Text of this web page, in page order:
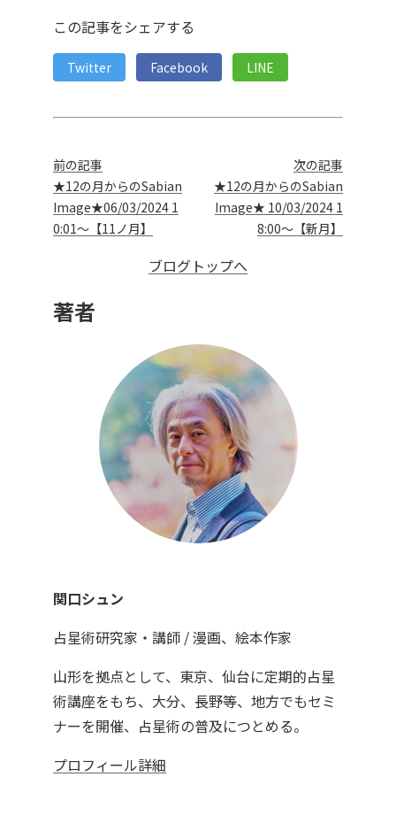
この記事をシェアする
Twitter Facebook LINE
前の記事
★12の月からのSabian
Image★06/03/2024 1
0:01～【11ノ月】
次の記事
★12の月からのSabian
Image★ 10/03/2024 1
8:00～【新月】
ブログトップへ
著者
関口シュン
占星術研究家・講師 / 漫画、絵本作家
山形を拠点として、東京、仙台に定期的占星
術講座をもち、大分、長野等、地方でもセミ
ナーを開催、占星術の普及につとめる。
プロフィール詳細